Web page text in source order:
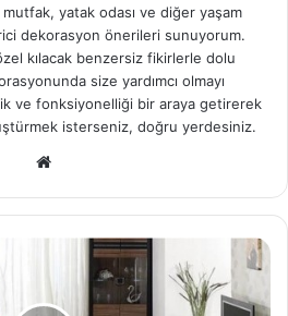
mutfak, yatak odası ve diğer yaşam
dekorasyon önerileri sunuyorum.
kılacak benzersiz fikirlerle dolu
size yardımcı olmayı
ve fonksiyonelliği bir araya getirerek
isterseniz, doğru yerdesiniz.
sit
esi